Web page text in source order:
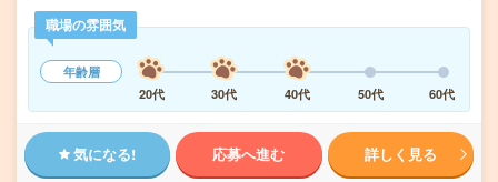
職場の雰囲気
年齢層
20代
30代 40代 50代 60代
気になる! 応募へ進む 詳しく見る